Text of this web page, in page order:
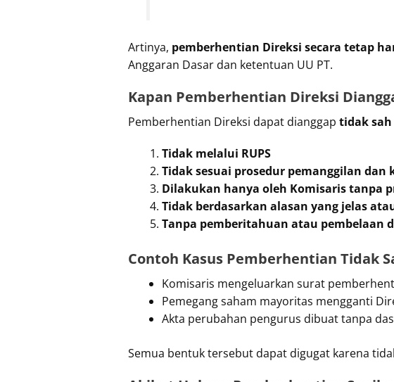
Artinya, pemberhentian Direksi secara tetap
Anggaran Dasar dan ketentuan UU PT.
Kapan Pemberhentian Direksi
Pemberhentian Direksi dapat dianggap tidak
Tidak melalui RUPS
Tidak sesuai prosedur pemanggilan dan
Dilakukan hanya oleh Komisaris tanpa
Tidak berdasarkan alasan yang jelas
Tanpa pemberitahuan atau pembelaan
Contoh Kasus Pemberhentian Tidak
Komisaris mengeluarkan surat
Pemegang saham mayoritas mengganti
Akta perubahan pengurus dibuat tanpa
Semua bentuk tersebut dapat digugat karena